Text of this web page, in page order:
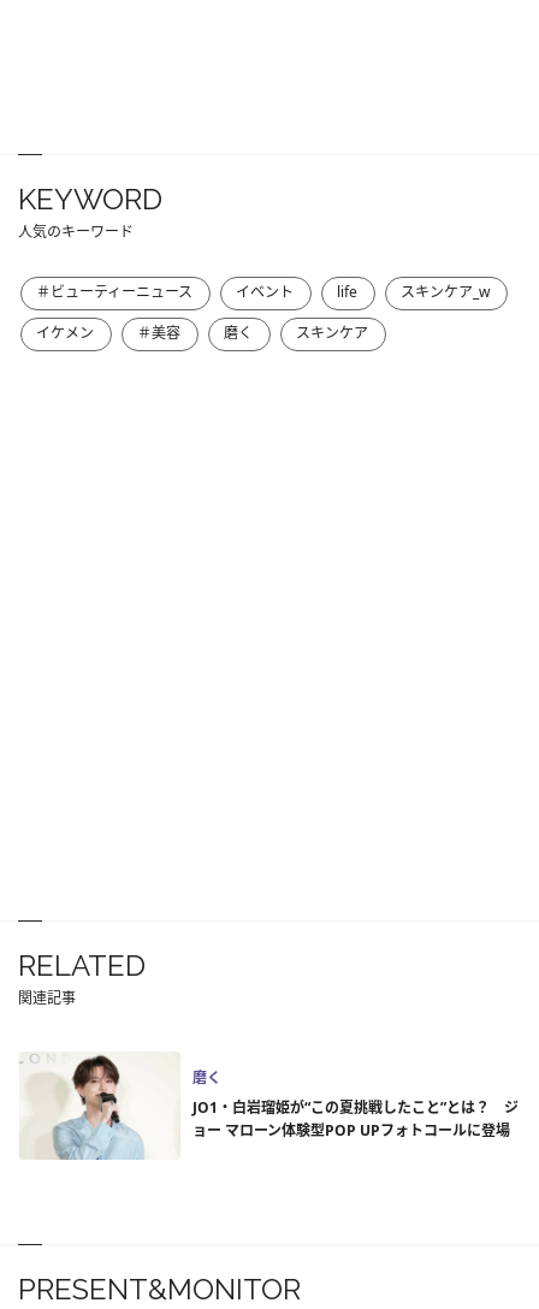
KEYWORD
人気のキーワード
＃ビューティーニュース イベント life
スキンケア_w
イケメン
＃美容 磨く スキンケア
RELATED
関連記事
磨く
JO1・白岩瑠姫が“この夏挑戦したこと”とは？ ジ
ョー マローン体験型POP UPフォトコールに登場
PRESENT&MONITOR